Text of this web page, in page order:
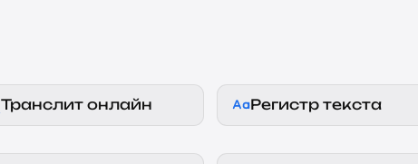
Транслит онлайн Регистр текста